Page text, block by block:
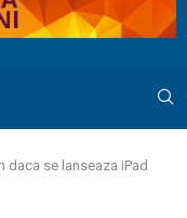
daca se lanseaza iPad